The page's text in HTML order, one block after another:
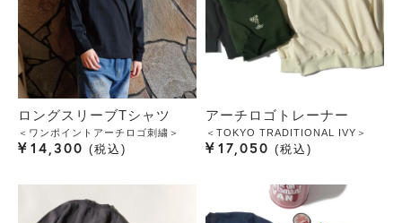
ロングスリーブTシャツ
＜ワンポイントアーチロゴ刺繍＞
¥ 14,300 税込
アーチロゴトレーナー
＜TOKYO TRADITIONAL IVY＞
¥ 17,050 税込